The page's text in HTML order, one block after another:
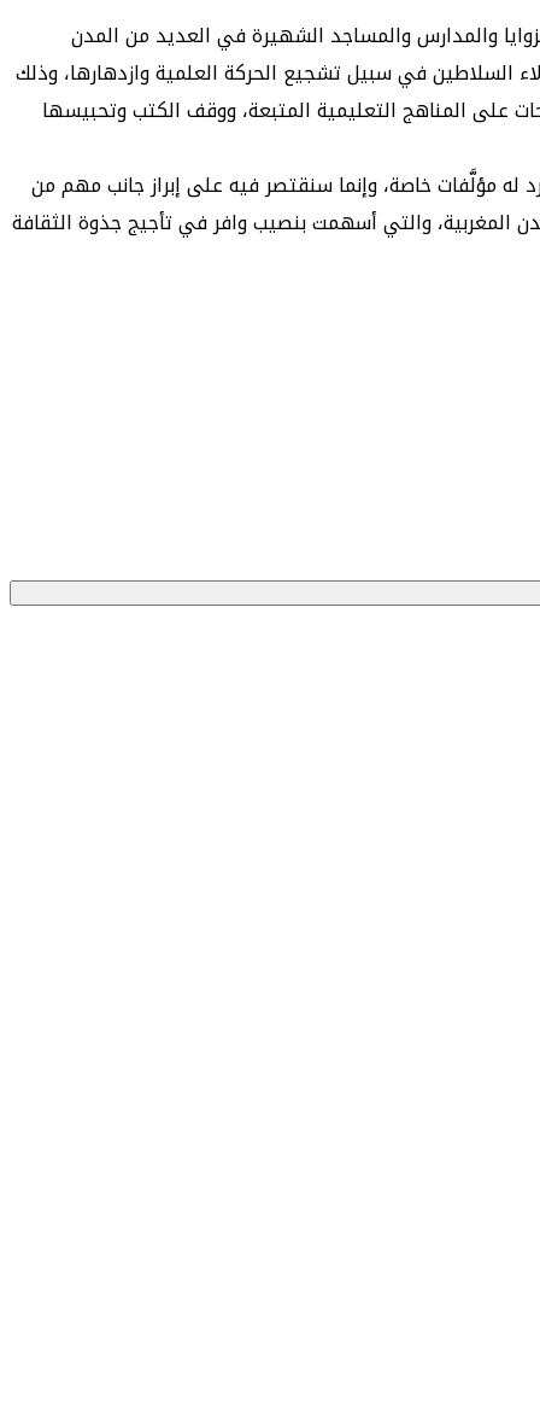
والمدارس والمساجد الشهيرة في العديد من المدن
السلاطين في سبيل تشجيع الحركة العلمية وازدهارها، وذلك
على المناهج التعليمية المتبعة، ووقف الكتب وتحبيسها
مؤلَّفات خاصة، وإنما سنقتصر فيه على إبراز جانب مهم من
المغربية، والتي أسهمت بنصيب وافر في تأجيج جذوة الثقافة